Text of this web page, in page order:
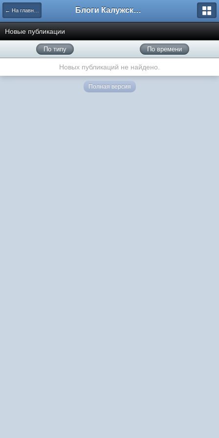
← На главную Блоги Калужского перекрестка
Новые публикации
По типу По времени
Новых публикаций не найдено.
Полная версия